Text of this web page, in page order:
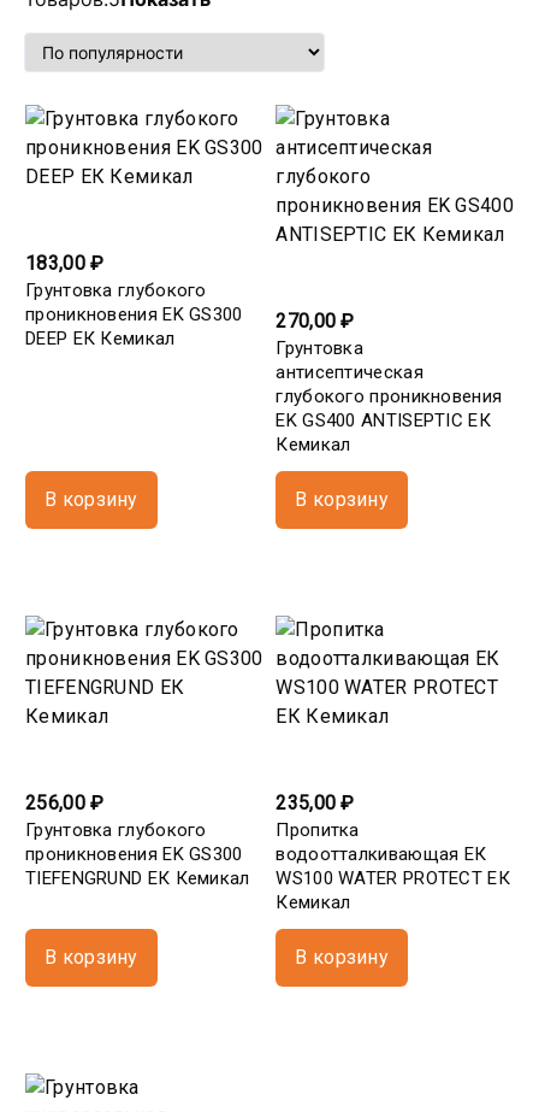
183,00 ₽
Грунтовка глубокого
проникновения EK GS300
DEEP ЕК Кемикал
В корзину
270,00 ₽
Грунтовка
антисептическая
глубокого проникновения
EK GS400 ANTISEPTIC ЕК
Кемикал
В корзину
256,00 ₽
Грунтовка глубокого
проникновения EK GS300
TIEFENGRUND ЕК Кемикал
В корзину
235,00 ₽
Пропитка
водоотталкивающая ЕК
WS100 WATER PROTECT ЕК
Кемикал
В корзину